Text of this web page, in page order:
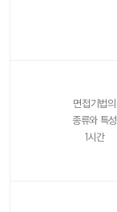
면접기법의
종류와 특성
1시간